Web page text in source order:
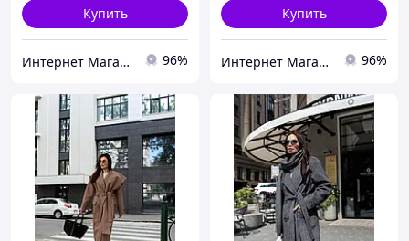
Купить
Интернет Магазин Олеся 96%
Купить
Интернет Магазин Олеся 96%